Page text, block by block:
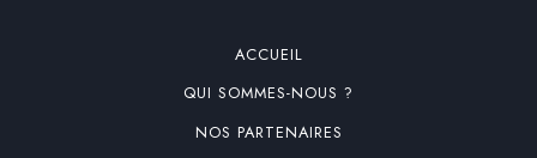
ACCUEIL
QUI SOMMES-NOUS ?
NOS PARTENAIRES